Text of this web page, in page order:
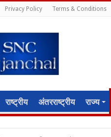
Privacy Policy Terms & Conditions
राष्ट्रीय अंतरराष्ट्रीय राज्य